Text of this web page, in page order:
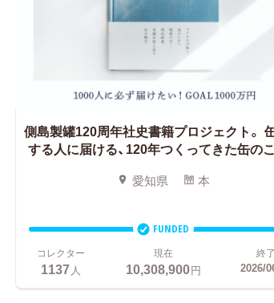
側島製罐120周年社史書籍プロジェクト。
する人に届ける、120年つくってきた缶のこ
愛知県 本
FUNDED
コレクター
1137人
現在
10,308,900円
終了
2026/